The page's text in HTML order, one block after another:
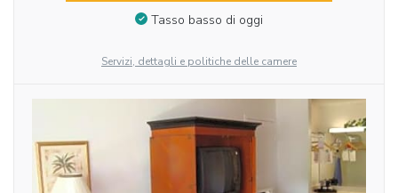
Tasso basso di oggi
Servizi, dettagli e politiche delle camere